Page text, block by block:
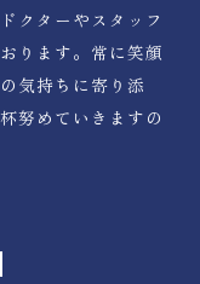
クターやスタッフ
ります。常に笑顔
気持ちに寄り添
努めていきますの